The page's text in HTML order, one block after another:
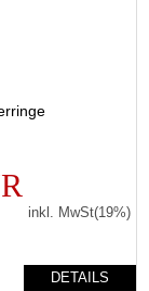
inkl. MwSt(19%)
DETAILS